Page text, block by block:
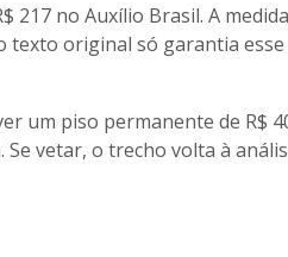
217 no Auxílio Brasil. A medida
texto original só garantia esse
um piso permanente de R$
vetar, o trecho volta à